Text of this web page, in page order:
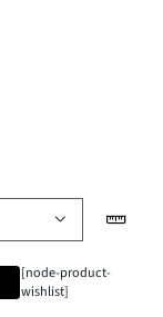
[node-product-
wishlist]